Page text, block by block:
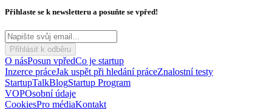
Přihlaste se k newsletteru a posuňte se vpřed!
Přihlásit k odběru
O násPosun vpředCo je startup
Inzerce práceJak uspět při hledání práceZnalostní testy
StartupTalkBlogStartup Program
VOPOsobní údaje
CookiesPro médiaKontakt